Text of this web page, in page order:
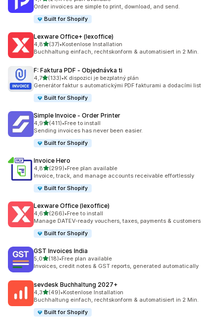
Celkový počet recenzí: 21
Order invoices are simple to print, download, and send.
Built for Shopify
Lexware Office+ (lexoffice)
4,8z 5 hvězd
(37)
Celkový počet recenzí: 37
•Kostenlose Installation
Buchhaltung einfach, rechtskonform & automatisiert in 2 Min.
F: Faktura PDF ‑ Objednávka ti
4,7z 5 hvězd
(133)
Celkový počet recenzí: 133
•K dispozici je bezplatný plán
Generátor faktur s automatickými PDF fakturami a dodacími list
Built for Shopify
Simple Invoice ‑ Order Printer
4,9z 5 hvězd
(411)
Celkový počet recenzí: 411
•Free to install
Sending invoices has never been easier.
Built for Shopify
Invoice Hero
4,8z 5 hvězd
(299)
Celkový počet recenzí: 299
•Free plan available
Invoice, track, and manage accounts receivable effortlessly
Built for Shopify
Lexware Office (lexoffice)
4,6z 5 hvězd
(266)
Celkový počet recenzí: 266
•Free to install
Manage DATEV-ready vouchers, taxes, payments & customers
Built for Shopify
GST Invoices India
5,0z 5 hvězd
(18)
Celkový počet recenzí: 18
•Free plan available
Invoices, credit notes & GST reports, generated automatically
sevdesk Buchhaltung 2027+
4,3z 5 hvězd
(49)
Celkový počet recenzí: 49
•Kostenlose Installation
Buchhaltung einfach, rechtskonform & automatisiert in 2 Min.
Built for Shopify